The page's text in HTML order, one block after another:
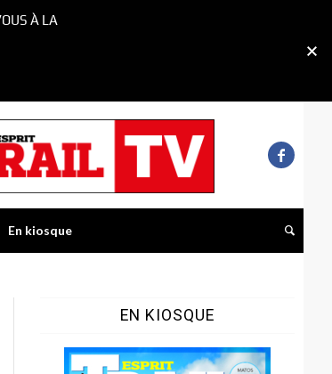
En kiosque
EN KIOSQUE
À LA